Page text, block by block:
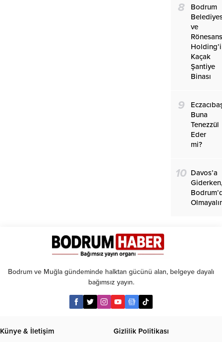
8
Bodrum
ve
Kaçak
Şantiye
Binası
9
Buna
Tenezzül
Eder
mi?
10 Davos’a
Bodrum ve Muğla gündeminde halktan gücünü alan, belgeye dayalı
bağımsız yayın.
Künye & İletişim Gizlilik Politikası